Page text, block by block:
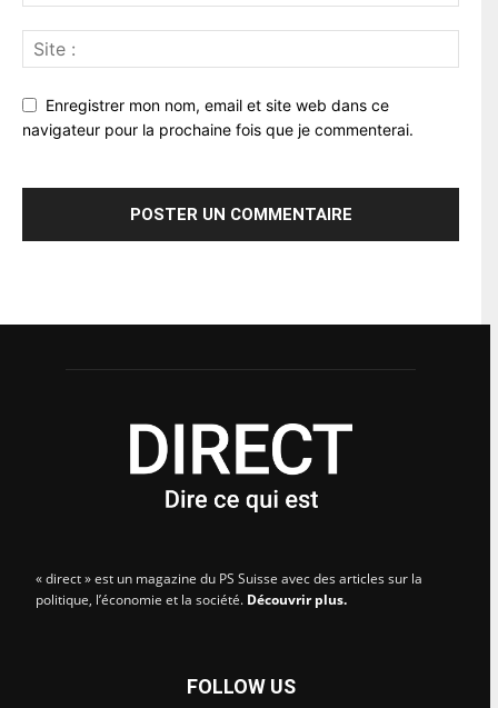
Enregistrer mon nom, email et site web dans ce
navigateur pour la prochaine fois que je commenterai.
« direct » est un magazine du PS Suisse avec des articles sur la
politique, l’économie et la société. Découvrir plus.
FOLLOW US